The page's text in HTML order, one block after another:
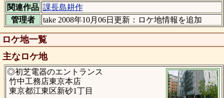
関連作品 課長島耕作
管理者
take 2008年10月06日更新：ロケ地情報を追加
ロケ地一覧
主なロケ地
◎初芝電器のエントランス
竹中工務店東京本店
東京都江東区新砂1丁目